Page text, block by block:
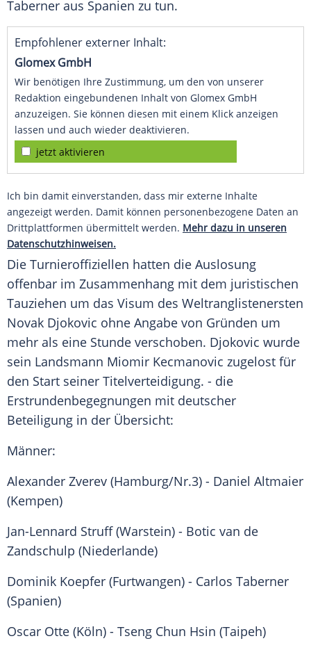
Taberner aus Spanien zu tun.
Empfohlener externer Inhalt:
Glomex GmbH
Wir benötigen Ihre Zustimmung, um den von unserer
Redaktion eingebundenen Inhalt von Glomex GmbH
anzuzeigen. Sie können diesen mit einem Klick anzeigen
lassen und auch wieder deaktivieren.
jetzt aktivieren
Ich bin damit einverstanden, dass mir externe Inhalte
angezeigt werden. Damit können personenbezogene Daten an
Drittplattformen übermittelt werden. Mehr dazu in unseren
Datenschutzhinweisen.
Die Turnieroffiziellen hatten die Auslosung
offenbar im Zusammenhang mit dem juristischen
Tauziehen um das Visum des Weltranglistenersten
Novak Djokovic ohne Angabe von Gründen um
mehr als eine Stunde verschoben. Djokovic wurde
sein Landsmann Miomir Kecmanovic zugelost für
den Start seiner Titelverteidigung. - die
Erstrundenbegegnungen mit deutscher
Beteiligung in der Übersicht:
Männer:
Alexander Zverev (Hamburg/Nr.3) - Daniel Altmaier
(Kempen)
Jan-Lennard Struff (Warstein) - Botic van de
Zandschulp (Niederlande)
Dominik Koepfer (Furtwangen) - Carlos Taberner
(Spanien)
Oscar Otte (Köln) - Tseng Chun Hsin (Taipeh)